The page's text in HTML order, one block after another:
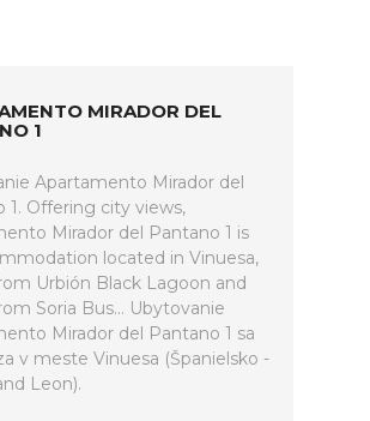
MIRADOR DEL
1
Apartamento Mirador del
1. Offering city views,
Mirador del Pantano 1 is
located in Vinuesa,
Urbión Black Lagoon and
Soria Bus... Ubytovanie
Mirador del Pantano 1 sa
v meste Vinuesa (Španielsko -
Leon).